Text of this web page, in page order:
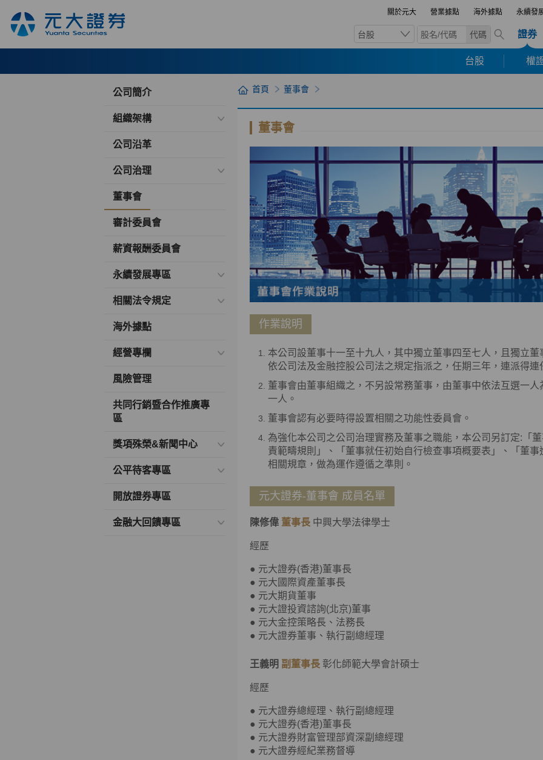
關於元大 營業據點 海外據點 永續發
台股 代碼 證券
台股 權
公司簡介
組織架構
公司沿革
公司治理
董事會
審計委員會
薪資報酬委員會
永續發展專區
相關法令規定
海外據點
經營專欄
風險管理
共同行銷暨合作推廣專
區
獎項殊榮&新聞中心
公平待客專區
開放證券專區
金融大回饋專區
首頁 董事會
董事會
作業說明
本公司設董事十一至十九人，其中獨立董事四至七人，且獨立
依公司法及金融控股公司法之規定指派之，任期三年，連派得連
董事會由董事組織之，不另設常務董事，由董事中依法互選一
一人。
董事會認有必要時得設置相關之功能性委員會。
為強化本公司之公司治理實務及董事之職能，本公司另訂定:「
責範疇規則」、「董事就任初始自行檢查事項概要表」、「董
相關規章，做為運作遵循之準則。
元大證券-董事會 成員名單
陳修偉 董事長 中興大學法律學士
經歷
● 元大證券(香港)董事長
● 元大國際資產董事長
● 元大期貨董事
● 元大證投資諮詢(北京)董事
● 元大金控策略長、法務長
● 元大證券董事、執行副總經理
王義明 副董事長 彰化師範大學會計碩士
經歷
● 元大證券總經理、執行副總經理
● 元大證券(香港)董事長
● 元大證券財富管理部資深副總經理
● 元大證券經紀業務督導